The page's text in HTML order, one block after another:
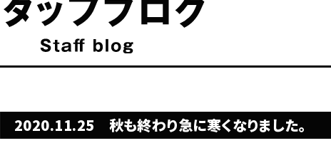
2020.11.25 秋も終わり急に寒くなりました。